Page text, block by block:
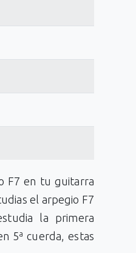
F7 en tu guitarra
el arpegio F7
la primera
5ª cuerda, estas